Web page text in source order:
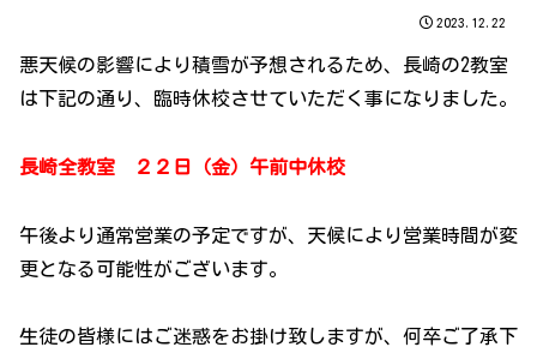
2023.12.22
悪天候の影響により積雪が予想されるため、長崎の2教室
は下記の通り、臨時休校させていただく事になりました。
長崎全教室 ２２日（金）午前中休校
午後より通常営業の予定ですが、天候により営業時間が変
更となる可能性がございます。
生徒の皆様にはご迷惑をお掛け致しますが、何卒ご了承下